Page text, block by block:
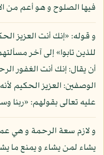
فيها الصلوح و هو أعم من
و قوله: «إنك أنت العزيز
للذين تابوا» إلى آخر
أن يقال: إنك أنت الغفور
الوصفين: العزيز الحكيم
عليه تعالى بقولهم:
و لازم سعة الرحمة و هي
يشاء لمن يشاء و يمنع ما